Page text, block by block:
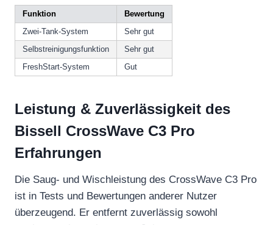
Funktion
Bewertung
Zwei-Tank-System
Sehr gut
Selbstreinigungsfunktion
Sehr gut
FreshStart-System
Gut
Leistung & Zuverlässigkeit des
Bissell CrossWave C3 Pro
Erfahrungen
Die Saug- und Wischleistung des CrossWave C3 Pro
ist in Tests und Bewertungen anderer Nutzer
überzeugend. Er entfernt zuverlässig sowohl